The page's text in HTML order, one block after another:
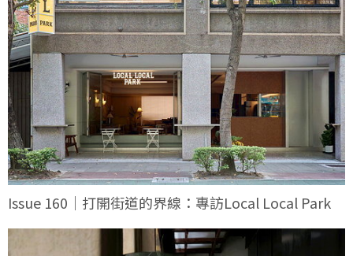
Issue 160｜打開街道的界線：專訪Local Local Park